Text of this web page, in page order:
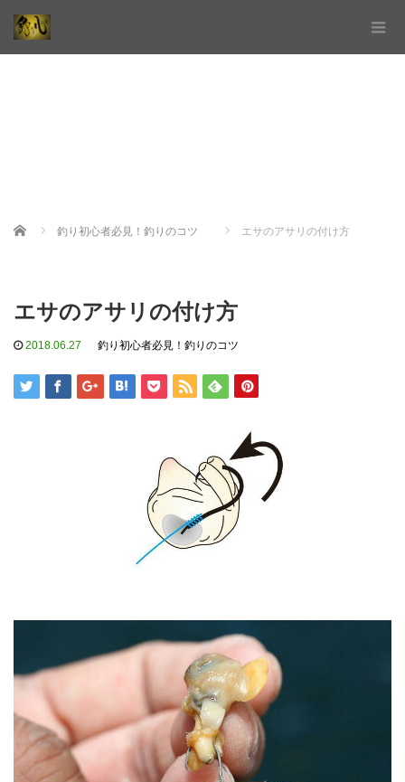
Home 釣り初心者必見！釣りのコツ エサのアサリの付け方
エサのアサリの付け方
2018.06.27 釣り初心者必見！釣りのコツ